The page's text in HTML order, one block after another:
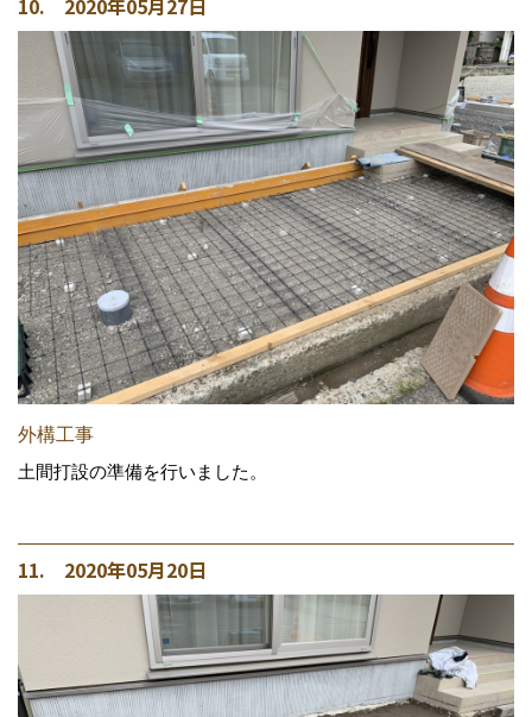
10. 2020年05月27日
外構工事
土間打設の準備を行いました。
11. 2020年05月20日